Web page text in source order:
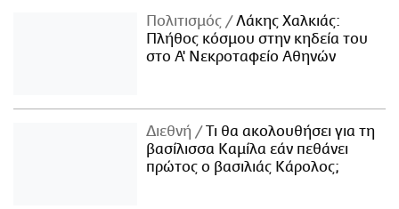
Πολιτισμός
Λάκης Χαλκιάς:
Πλήθος κόσμου στην κηδεία του
στο Α' Νεκροταφείο Αθηνών
Διεθνή
Τι θα ακολουθήσει για τη
βασίλισσα Καμίλα εάν πεθάνει
πρώτος ο βασιλιάς Κάρολος;